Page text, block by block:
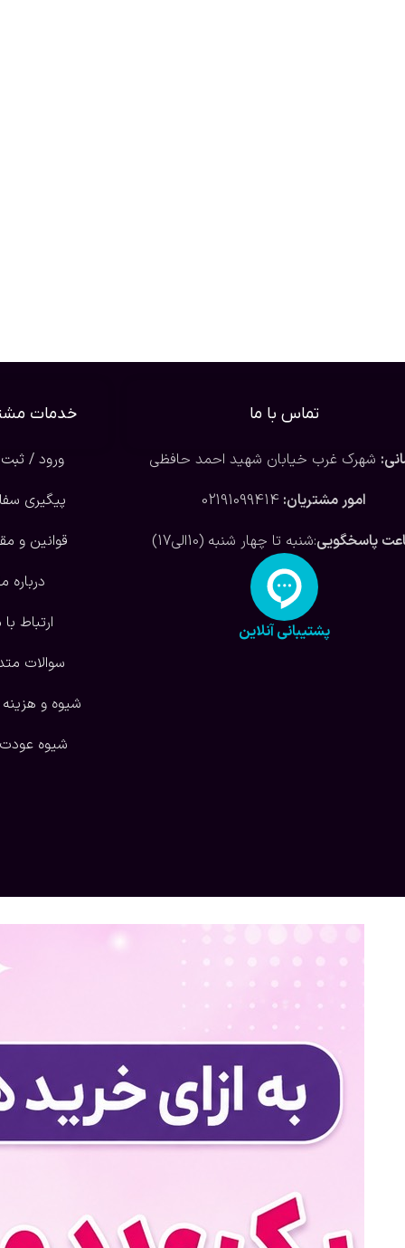
تماس با ما
شهرک غرب خیابان شهید احمد حافظی
امور مشتریان: 02191099414
پاسخگویی:شنبه تا چهار شنبه (10الی17)
پشتیبانی آنلاین
خدمات
ورود / ثبت
پیگیری
قوانین و
درباره
ارتباط با
سوالات
شیوه و هزینه
شیوه عودت